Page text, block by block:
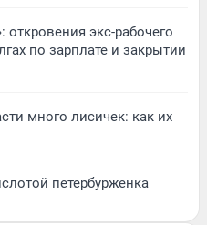
откровения экс-рабочего
по зарплате и закрытии
много лисичек: как их
петербурженка